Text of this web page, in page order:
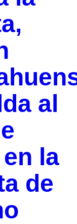
al
la
de